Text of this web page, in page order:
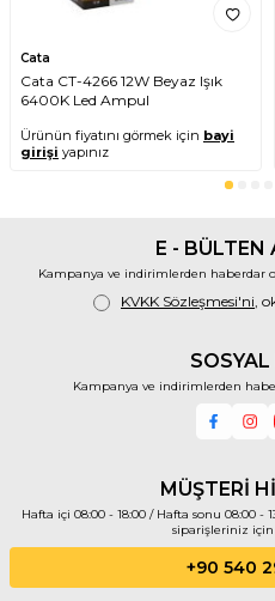
Cata
Cata CT-4266 12W Beyaz Işık
6400K Led Ampul
Ürünün fiyatını görmek için bayi
girişi yapınız
E - BÜLTEN
Kampanya ve indirimlerden
KVKK Sözleşmesi'ni,
Kampanya ve indirimlerden
MÜŞTERİ
Hafta içi 08:00 - 18:00 / Hafta sonu 08:00
siparişleriniz
+90 540